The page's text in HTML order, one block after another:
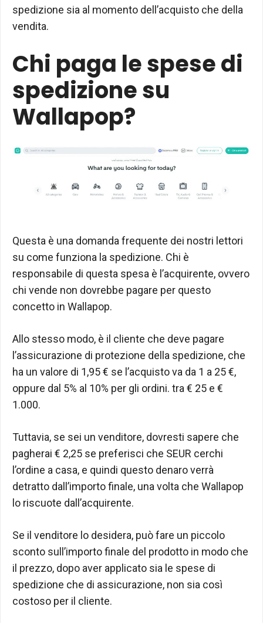
spedizione sia al momento dell’acquisto che della
vendita.
Chi paga le spese di
spedizione su
Wallapop?
Questa è una domanda frequente dei nostri lettori
su come funziona la spedizione. Chi è
responsabile di questa spesa è l’acquirente, ovvero
chi vende non dovrebbe pagare per questo
concetto in Wallapop.
Allo stesso modo, è il cliente che deve pagare
l’assicurazione di protezione della spedizione, che
ha un valore di 1,95 € se l’acquisto va da 1 a 25 €,
oppure dal 5% al ​​10% per gli ordini. tra € 25 e €
1.000.
Tuttavia, se sei un venditore, dovresti sapere che
pagherai € 2,25 se preferisci che SEUR cerchi
l’ordine a casa, e quindi questo denaro verrà
detratto dall’importo finale, una volta che Wallapop
lo riscuote dall’acquirente.
Se il venditore lo desidera, può fare un piccolo
sconto sull’importo finale del prodotto in modo che
il prezzo, dopo aver applicato sia le spese di
spedizione che di assicurazione, non sia così
costoso per il cliente.